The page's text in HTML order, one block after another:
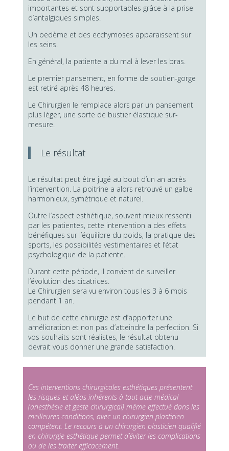
importantes et sont supportables grâce à la prise
d’antalgiques simples.
Un oedème et des ecchymoses apparaissent sur
les seins.
En général, la patiente a du mal à lever les bras.
Le premier pansement, en forme de soutien-gorge
est retiré après 48 heures.
Le Chirurgien le remplace alors par un pansement
plus léger, une sorte de bustier élastique sur-
mesure.
Le résultat
Le résultat peut être jugé au bout d’un an après
l’intervention. La poitrine a alors retrouvé un galbe
harmonieux, symétrique et naturel.
Outre l’aspect esthétique, souvent mieux ressenti
par les patientes, cette intervention a des effets
bénéfiques sur l’équilibre du poids, la pratique des
sports, les possibilités vestimentaires et l’état
psychologique de la patiente.
Durant cette période, il convient de surveiller
l’évolution des cicatrices.
Le Chirurgien sera vu environ tous les 3 à 6 mois
pendant 1 an.
Le but de cette chirurgie est d’apporter une
amélioration et non pas d’atteindre la perfection. Si
vos souhaits sont réalistes, le résultat obtenu
devrait vous donner une grande satisfaction.
Ces interventions chirurgicales esthétiques présentent
les risques et aléas inhérents à tout acte médical
(anesthésie et geste chirurgical) même effectué dans les
meilleures conditions, avec un chirurgien plasticien
compétent. Le recours à un chirurgien plasticien qualifié
en chirurgie esthétique permet d’éviter les complications
ou de les traiter efficacement.